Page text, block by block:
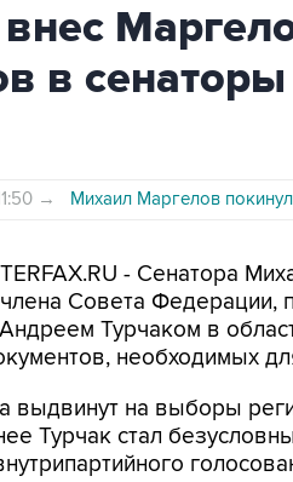
в
→ Михаил Маргелов
- Сенатора
Совета Федерации,
Турчаком в
необходимых
выдвинут на выборы
Турчак стал